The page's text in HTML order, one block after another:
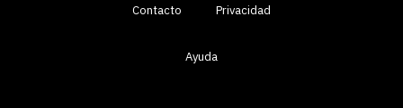
Contacto Privacidad
Ayuda